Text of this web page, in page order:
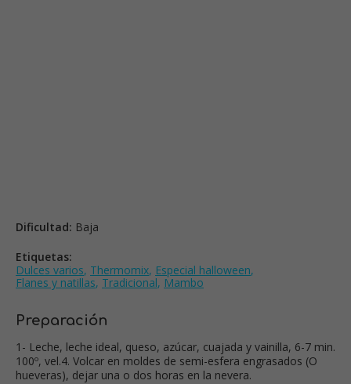
Dificultad: Baja
Etiquetas:
Dulces varios, Thermomix, Especial halloween,
Flanes y natillas, Tradicional, Mambo
Preparación
1- Leche, leche ideal, queso, azúcar, cuajada y vainilla, 6-7 min.
100º, vel.4. Volcar en moldes de semi-esfera engrasados (O
hueveras), dejar una o dos horas en la nevera.